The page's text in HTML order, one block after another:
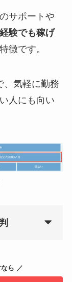
サポートや
験でも稼げ
徴です。
、気軽に勤務
人にも向い
ら ／